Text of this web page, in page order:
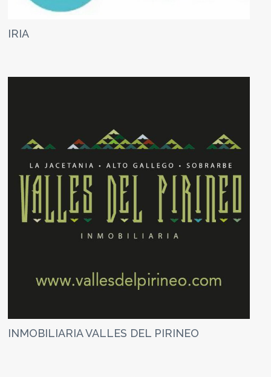
IRIA
INMOBILIARIA VALLES DEL PIRINEO